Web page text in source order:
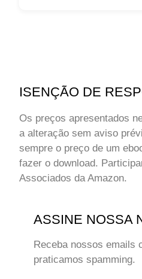
ISENÇÃO DE
Os preços apresentados
a alteração sem aviso
sempre o preço de um
fazer o download.
Associados da Amazon.
ASSINE NOSSA
Receba nossos emails
praticamos spamming.